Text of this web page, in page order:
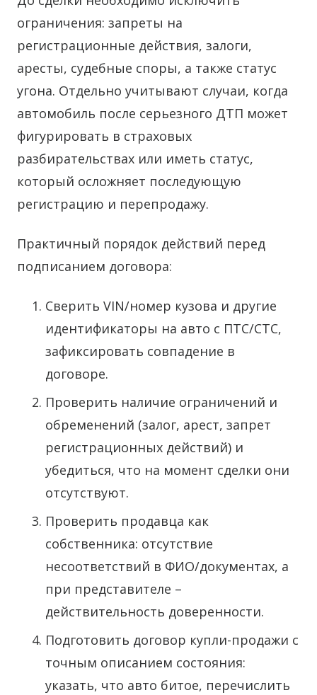
ограничения: запреты на
регистрационные действия, залоги,
аресты, судебные споры, а также статус
угона. Отдельно учитывают случаи, когда
автомобиль после серьезного ДТП может
фигурировать в страховых
разбирательствах или иметь статус,
который осложняет последующую
регистрацию и перепродажу.
Практичный порядок действий перед
подписанием договора:
Сверить VIN/номер кузова и другие
идентификаторы на авто с ПТС/СТС,
зафиксировать совпадение в
договоре.
Проверить наличие ограничений и
обременений (залог, арест, запрет
регистрационных действий) и
убедиться, что на момент сделки они
отсутствуют.
Проверить продавца как
собственника: отсутствие
несоответствий в ФИО/документах, а
при представителе –
действительность доверенности.
Подготовить договор купли-продажи с
точным описанием состояния:
указать, что авто битое, перечислить